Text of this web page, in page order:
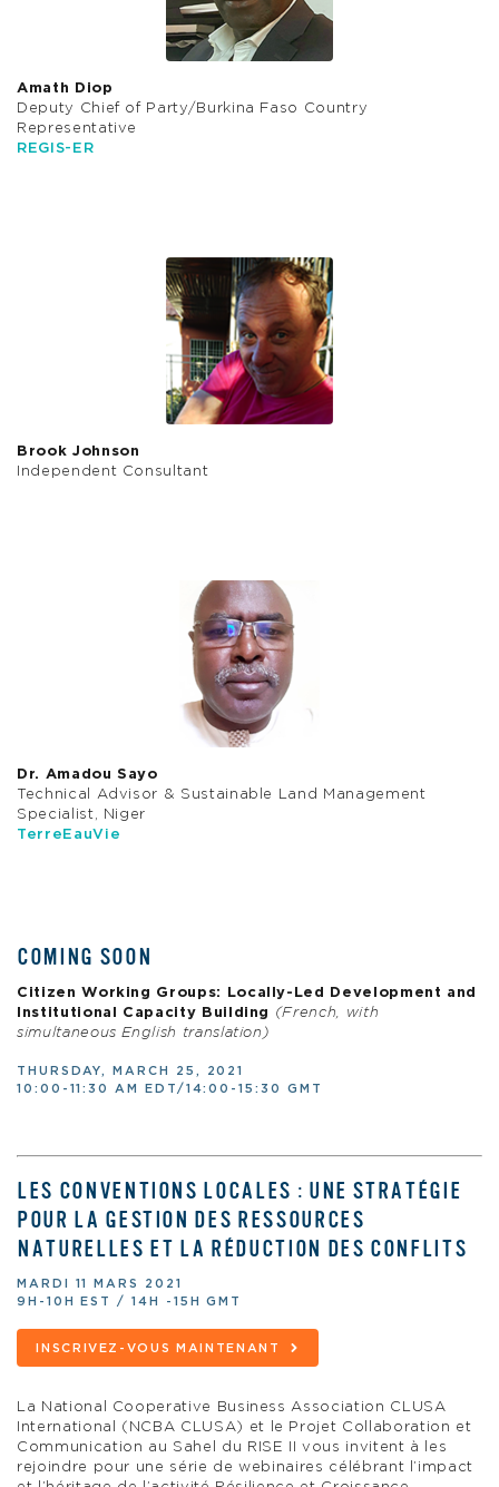
Amath Diop
Deputy Chief of Party/Burkina Faso Country
Representative
REGIS-ER
Brook Johnson
Independent Consultant
Dr. Amadou Sayo
Technical Advisor & Sustainable Land Management
Specialist, Niger
TerreEauVie
COMING SOON
Citizen Working Groups: Locally-Led Development and
Institutional Capacity Building (French, with
simultaneous English translation)
THURSDAY, MARCH 25, 2021
10:00-11:30 AM EDT/14:00-15:30 GMT
LES CONVENTIONS LOCALES : UNE STRATÉGIE
POUR LA GESTION DES RESSOURCES
NATURELLES ET LA RÉDUCTION DES CONFLITS
MARDI 11 MARS 2021
9H-10H EST / 14H -15H GMT
INSCRIVEZ-VOUS MAINTENANT
La National Cooperative Business Association CLUSA
International (NCBA CLUSA) et
le Projet Collaboration et
Communication au Sahel du RISE II vous invitent à les
rejoindre pour une série de webinaires célébrant l’impact